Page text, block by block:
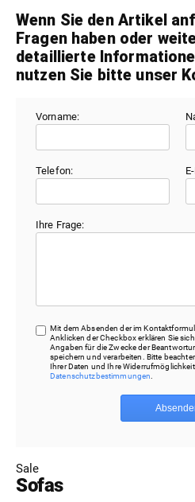
Wenn Sie den Artikel
Fragen haben oder
detaillierte
nutzen Sie bitte unser
Vorname:
Telefon:
Ihre Frage:
Mit dem Absenden der im
Anklicken der Checkbox erklären Sie
Angaben für die Zwecke der
speichern und verarbeiten. Bitte
Ihrer Daten und Ihre
Datenschutzbestimmungen
Sale
Sofas